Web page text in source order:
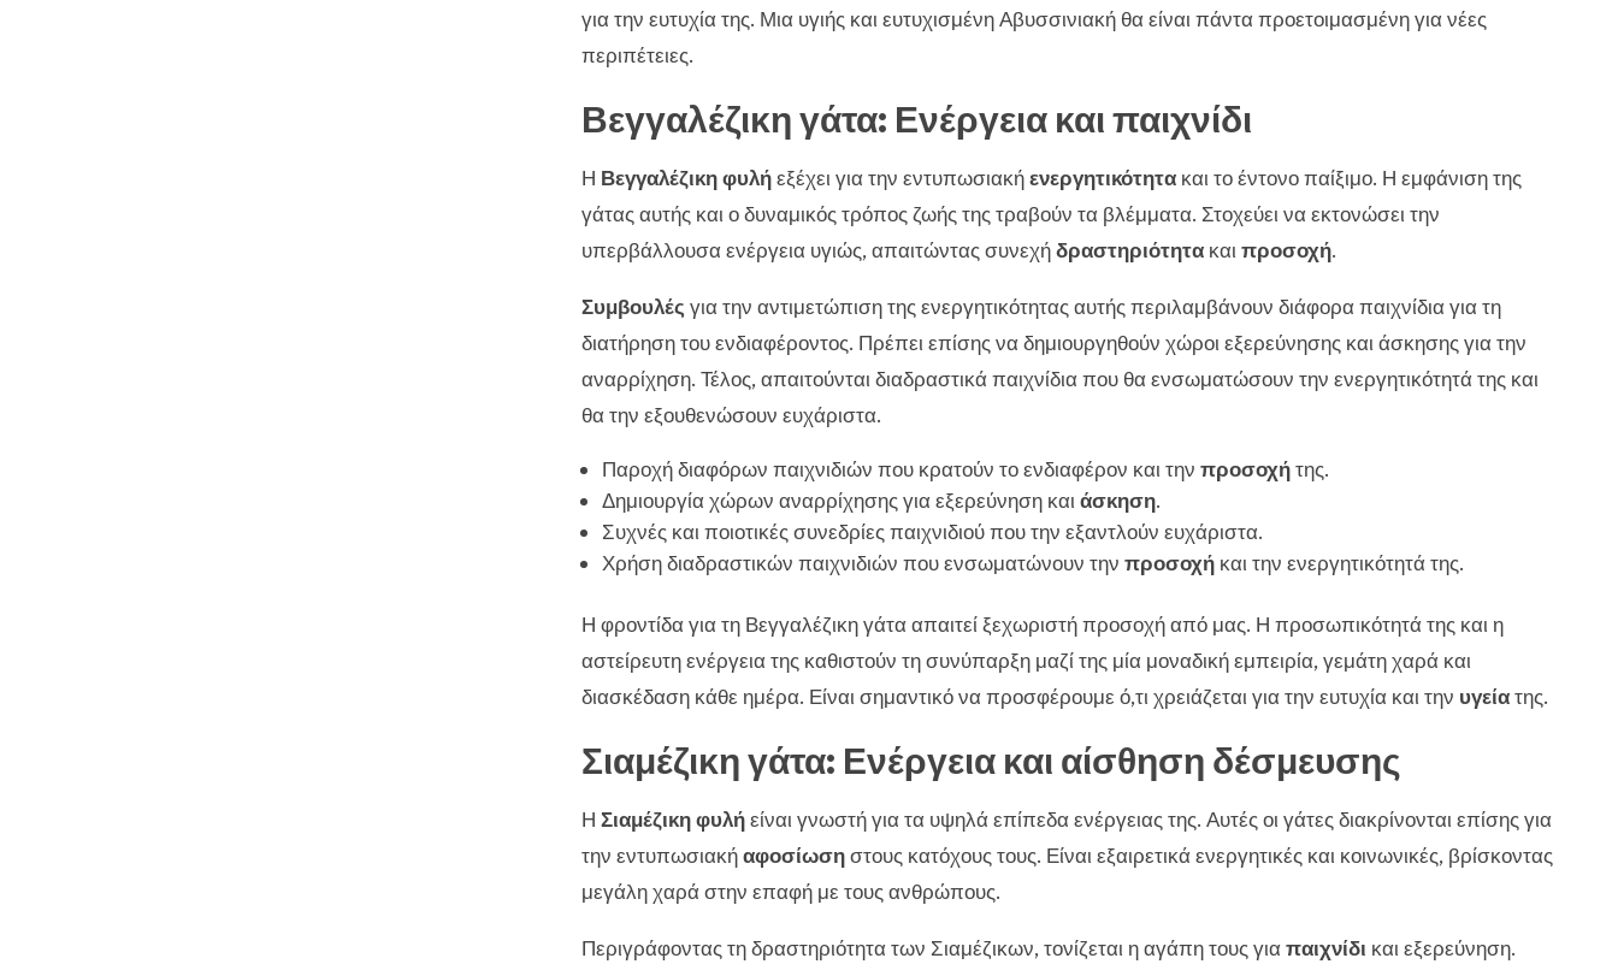
για την ευτυχία της. Μια υγιής και ευτυχισμένη Αβυσσινιακή θα είναι πάντα προετοιμασμένη για νέες
περιπέτειες.
Βεγγαλέζικη γάτα: Ενέργεια και παιχνίδι
Η Βεγγαλέζικη φυλήεξέχει για την εντυπωσιακήενεργητικότητακαι το έντονο παίξιμο. Η εμφάνιση της
γάτας αυτής και ο δυναμικός τρόπος ζωής της τραβούν τα βλέμματα. Στοχεύει να εκτονώσει την
υπερβάλλουσα ενέργεια υγιώς, απαιτώντας συνεχήδραστηριότητακαι προσοχή.
Συμβουλές για την αντιμετώπιση της ενεργητικότητας αυτής περιλαμβάνουν διάφορα παιχνίδια για τη
διατήρηση του ενδιαφέροντος. Πρέπει επίσης να δημιουργηθούν χώροι εξερεύνησης και άσκησης για την
αναρρίχηση. Τέλος, απαιτούνται διαδραστικά παιχνίδια που θα ενσωματώσουν την ενεργητικότητά της και
θα την εξουθενώσουν ευχάριστα.
Παροχή διαφόρων παιχνιδιών που κρατούν το ενδιαφέρον και την προσοχήτης.
Δημιουργία χώρων αναρρίχησης για εξερεύνηση και άσκηση.
Συχνές και ποιοτικές συνεδρίες παιχνιδιού που την εξαντλούν ευχάριστα.
Χρήση διαδραστικών παιχνιδιών που ενσωματώνουν την προσοχήκαι την ενεργητικότητά της.
Η φροντίδα για τη Βεγγαλέζικη γάτα απαιτεί ξεχωριστή προσοχή από μας. Η προσωπικότητά της και η
αστείρευτη ενέργεια της καθιστούν τη συνύπαρξη μαζί της μία μοναδική εμπειρία, γεμάτη χαρά και
διασκέδαση κάθε ημέρα. Είναι σημαντικό να προσφέρουμε ό,τι χρειάζεται για την ευτυχία και την υγείατης.
Σιαμέζικη γάτα: Ενέργεια και αίσθηση δέσμευσης
Η Σιαμέζικη φυλήείναι γνωστή για τα υψηλά επίπεδα ενέργειας της. Αυτές οι γάτες διακρίνονται επίσης για
την εντυπωσιακήαφοσίωσηστους κατόχους τους. Είναι εξαιρετικά ενεργητικές και κοινωνικές, βρίσκοντας
μεγάλη χαρά στην επαφή με τους ανθρώπους.
Περιγράφοντας τη δραστηριότητα των Σιαμέζικων, τονίζεται η αγάπη τους γιαπαιχνίδι και εξερεύνηση.